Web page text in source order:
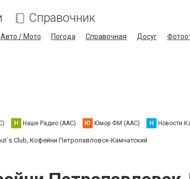
Справочник
Авто / Мото Погода Справочная Досуг
Н Наше Радио (AAC) Ю Юмор ФМ (AAC) Н Новости
Club, Кофейни Петропавловск-Камчатский